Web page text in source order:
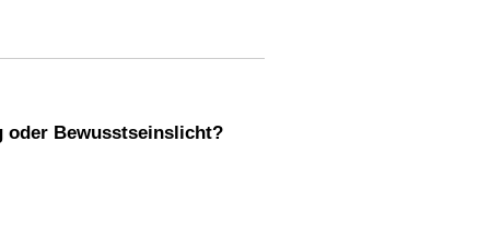
oder Bewusstseinslicht?